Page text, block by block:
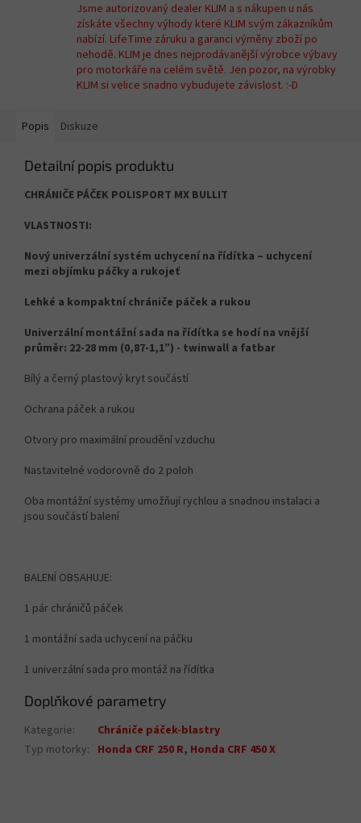
Jsme autorizovaný dealer KLIM a s nákupen u nás
získáte všechny výhody které KLIM svým zákazníkům
nabízí. LifeTime záruku a garanci výměny zboží po
nehodě. KLIM je dnes nejprodávanější výrobce výbavy
pro motorkáře na celém světě. Jen pozor, na výrobky
KLIM si velice snadno vybudujete závislost. :-D
Popis Diskuze
Detailní popis produktu
CHRÁNIČE PÁČEK POLISPORT MX BULLIT
VLASTNOSTI:
Nový univerzální systém uchycení na řídítka – uchycení
mezi objímku páčky a rukojeť
Lehké a kompaktní chrániče páček a rukou
Univerzální montážní sada na řídítka se hodí na vnější
průměr: 22-28 mm (0,87-1,1”) - twinwall a fatbar
Bílý a černý plastový kryt součástí
Ochrana páček a rukou
Otvory pro maximální proudění vzduchu
Nastavitelné vodorovně do 2 poloh
Oba montážní systémy umožňují rychlou a snadnou instalaci a
jsou součástí balení
BALENÍ OBSAHUJE:
1 pár chráničů páček
1 montážní sada uchycení na páčku
1 univerzální sada pro montáž na řídítka
Doplňkové parametry
Kategorie:
Chrániče páček-blastry
Typ motorky: Honda CRF 250 R, Honda CRF 450 X